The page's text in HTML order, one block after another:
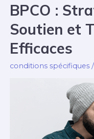
et
défis
les
infirmiers
BPCO :
Soutien et
Efficaces
conditions spécifiques /